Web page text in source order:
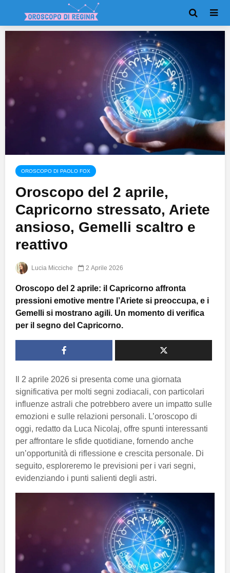
OROSCOPO DI PAOLO FOX
Oroscopo del 2 aprile,
Capricorno stressato, Ariete
ansioso, Gemelli scaltro e
reattivo
Lucia Micciche 2 Aprile 2026
Oroscopo del 2 aprile: il Capricorno affronta
pressioni emotive mentre l’Ariete si preoccupa, e i
Gemelli si mostrano agili. Un momento di verifica
per il segno del Capricorno.
Il 2 aprile 2026 si presenta come una giornata
significativa per molti segni zodiacali, con particolari
influenze astrali che potrebbero avere un impatto sulle
emozioni e sulle relazioni personali. L’oroscopo di
oggi, redatto da Luca Nicolaj, offre spunti interessanti
per affrontare le sfide quotidiane, fornendo anche
un’opportunità di riflessione e crescita personale. Di
seguito, esploreremo le previsioni per i vari segni,
evidenziando i punti salienti degli astri.